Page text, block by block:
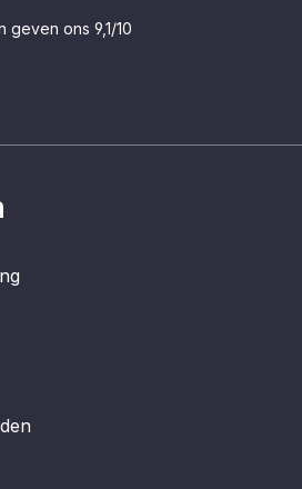
geven ons 9,1/10